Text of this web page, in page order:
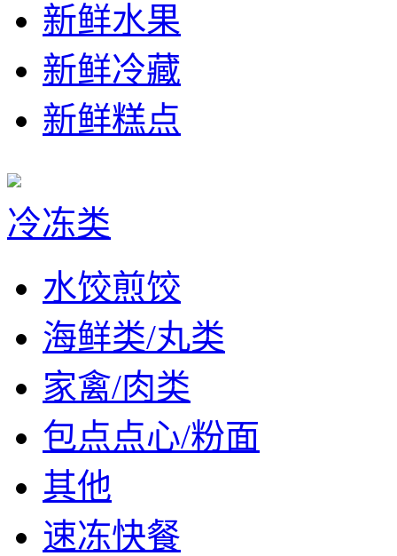
新鲜水果
新鲜冷藏
新鲜糕点
冷冻类
水饺煎饺
海鲜类/丸类
家禽/肉类
包点点心/粉面
其他
速冻快餐